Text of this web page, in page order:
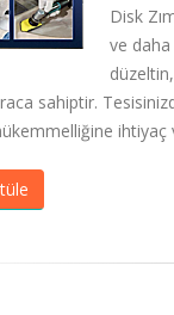
Disk
ve daha
sahiptir.
ihtiyaç